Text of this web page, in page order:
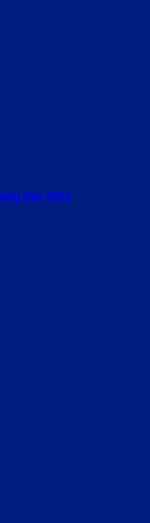
đẹp 2026